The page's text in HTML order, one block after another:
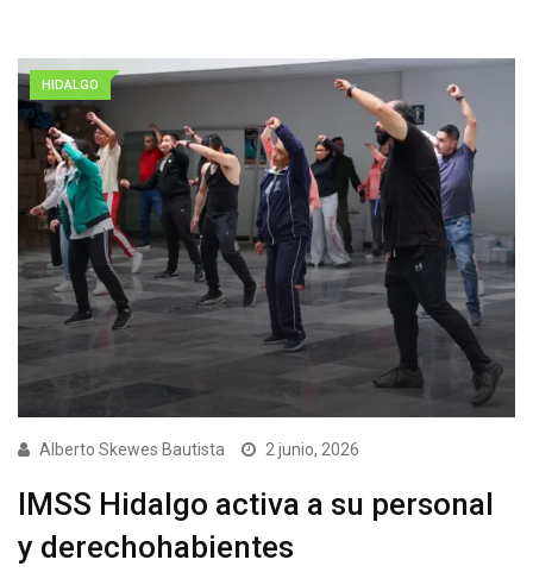
HIDALGO
Alberto Skewes Bautista 2 junio, 2026
IMSS Hidalgo activa a su personal
y derechohabientes